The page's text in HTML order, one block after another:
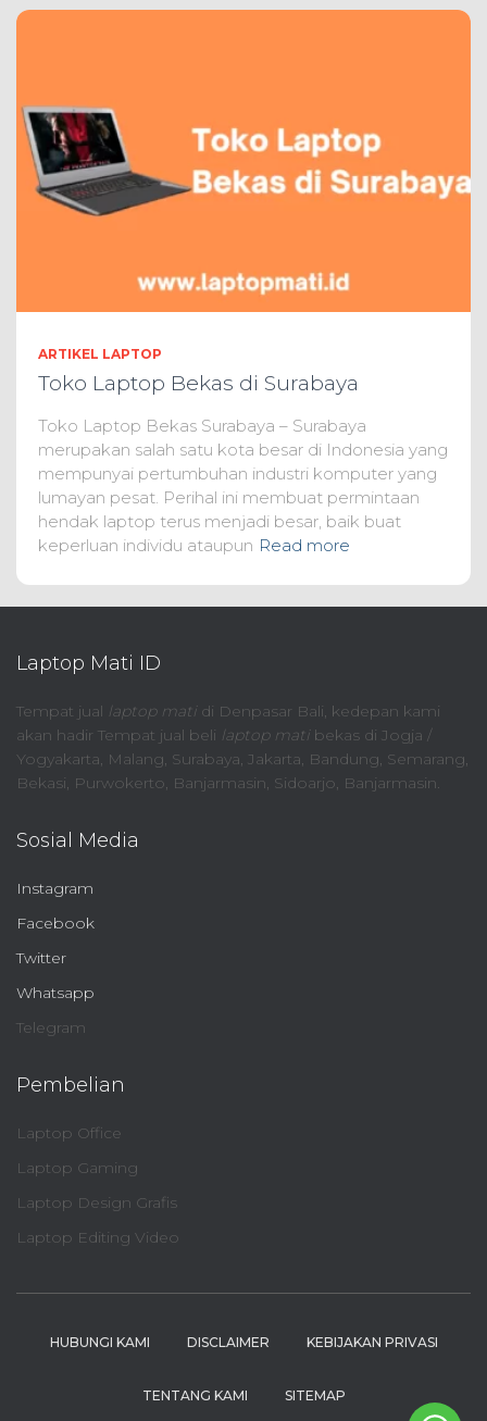
ARTIKEL LAPTOP
Toko Laptop Bekas di Surabaya
Toko Laptop Bekas Surabaya – Surabaya
merupakan salah satu kota besar di Indonesia yang
mempunyai pertumbuhan industri komputer yang
lumayan pesat. Perihal ini membuat permintaan
hendak laptop terus menjadi besar, baik buat
keperluan individu ataupun Read more
Laptop Mati ID
Tempat jual laptop matidi Denpasar Bali, kedepan kami
akan hadir Tempat jual beli laptop matibekas di Jogja /
Yogyakarta, Malang, Surabaya, Jakarta, Bandung, Semarang,
Bekasi, Purwokerto, Banjarmasin, Sidoarjo, Banjarmasin.
Sosial Media
Instagram
Facebook
Twitter
Whatsapp
Telegram
Pembelian
Laptop Office
Laptop Gaming
Laptop Design Grafis
Laptop Editing Video
HUBUNGI KAMI DISCLAIMER KEBIJAKAN PRIVASI
TENTANG KAMI SITEMAP